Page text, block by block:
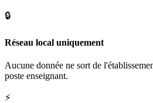
🔒
Réseau local uniquement
Aucune donnée ne sort de
poste enseignant.
⚡